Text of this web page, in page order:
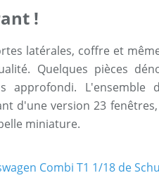
!
latérales, coffre et
Quelques pièces
approfondi. L'ensemble
d'une version 23
miniature.